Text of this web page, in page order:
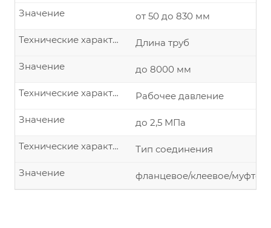
от 50 до 830 мм
Значение
Длина труб
Технические характеристики изделия
до 8000 мм
Значение
Рабочее давление
Технические характеристики изделия
до 2,5 МПа
Значение
Тип соединения
Технические характеристики изделия
фланцевое/клеевое/
Значение